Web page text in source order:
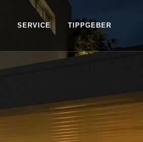
SERVICE TIPPGEBER